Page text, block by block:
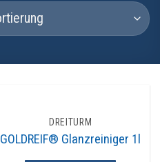
DREITURM
GOLDREIF® Glanzreiniger 1l